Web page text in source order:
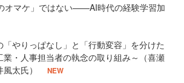
オマケ」ではない——AI時代の経験学習加
「やりっぱなし」と「行動変容」を分けた
業・人事担当者の執念の取り組み～（喜瀬
太氏）
NEW